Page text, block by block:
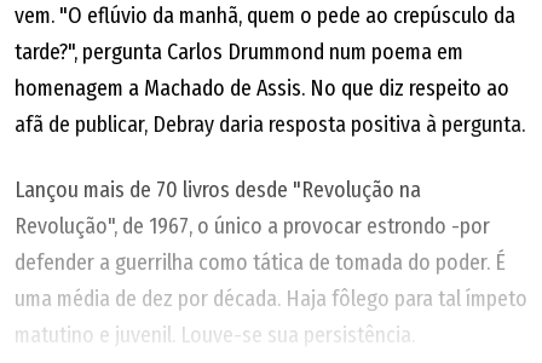
vem. "O eflúvio da manhã, quem o pede ao crepúsculo da
tarde?", pergunta Carlos Drummond num poema em
homenagem a Machado de Assis. No que diz respeito ao
afã de publicar, Debray daria resposta positiva à pergunta.
Lançou mais de 70 livros desde "Revolução na
Revolução", de 1967, o único a provocar estrondo -por
defender a guerrilha como tática de tomada do poder. É
uma média de dez por década. Haja fôlego para tal ímpeto
matutino e juvenil. Louve-se sua persistência.